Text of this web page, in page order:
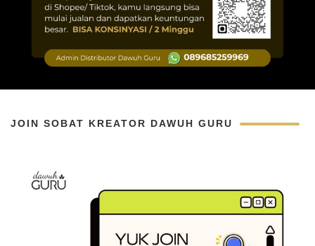
JOIN SOBAT KREATOR DAWUH GURU